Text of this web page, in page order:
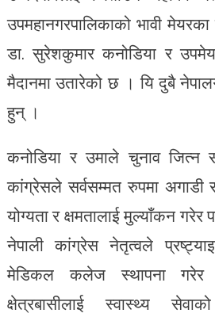
उपमहानगरपालिकाको भावी
डा. सुरेशकुमार कनोडिया र
मैदानमा उतारेको छ । यि दुबै
हुन् ।
कनोडिया र उमाले चुनाव
कांग्रेसले सर्वसम्मत रुपमा अगाडी
योग्यता र क्षमतालाई मुल्याँकन गरेर
नेपाली कांग्रेस नेतृत्वले
मेडिकल कलेज स्थापना गरेर
क्षेत्रबासीलाई स्वास्थ्य